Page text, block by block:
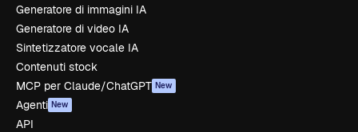
Generatore di immagini IA
Generatore di video IA
Sintetizzatore vocale IA
Contenuti stock
MCP per Claude/ChatGPT New
Agenti New
API